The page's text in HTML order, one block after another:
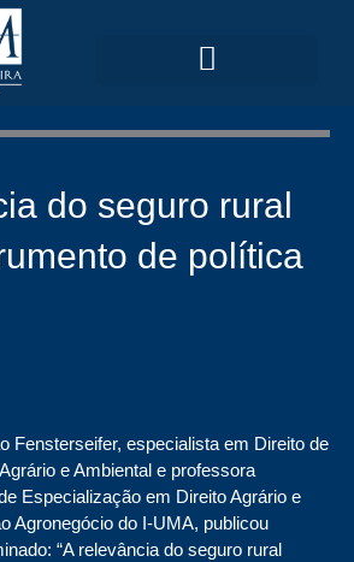
do seguro rural
de política
Fensterseifer, especialista em Direito de
e Ambiental e professora
Especialização em Direito Agrário e
Agronegócio do I-UMA, publicou
“A relevância do seguro rural